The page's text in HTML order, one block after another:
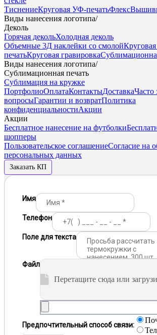
ТиснениеКруговая УФ-печатьФлекс
Виды нанесения логотипа/
Деколь
Горячая декольХолодная деколь
Объемные 3Д наклейки со смолой
печатьКруговая гравировка
Виды нанесения логотипа/
Сублимационная печать
Сублимация на кружке
ПортфолиоОплатаКонтактыДоставкаЧасто
вопросыГарантии и возвратПолитика
конфиденциальностиАкции
Акции
Бесплатное нанесение на футболки
шопперы
Пользовательское соглашениеСогласие на
персональных данных
Заказать КП
Имя
Телефон
Поле для текста
Файл
Перетащите сюда или
Предпочтительный способ связи: